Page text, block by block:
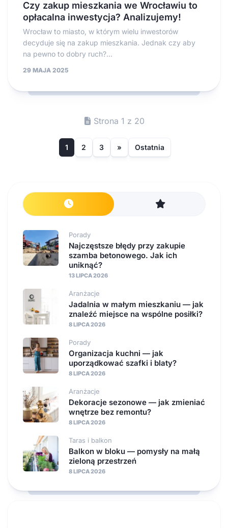
Czy zakup mieszkania we Wrocławiu to
opłacalna inwestycja? Analizujemy!
Wrocław to miasto, w którym wielu inwestorów
decyduje się na zakup mieszkania. Jednak czy aby
na pewno to dobry ruch?...
29 MAJA 2025
Strona 1 z 20
1 2 3 » Ostatnia
Porady
Najczęstsze błędy przy zakupie
szamba betonowego. Jak ich
uniknąć?
13 LIPCA 2026
Aranżacje
Jadalnia w małym mieszkaniu — jak
znaleźć miejsce na wspólne posiłki?
8 LIPCA 2026
Porady
Organizacja kuchni — jak
uporządkować szafki i blaty?
8 LIPCA 2026
Aranżacje
Dekoracje sezonowe — jak zmieniać
wnętrze bez remontu?
8 LIPCA 2026
Taras i balkon
Balkon w bloku — pomysły na małą
zieloną przestrzeń
8 LIPCA 2026